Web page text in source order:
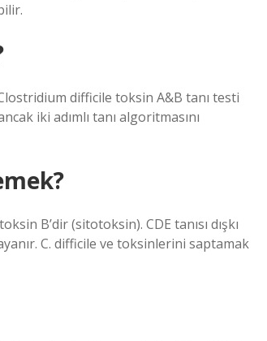
difficile toksin A&B tanı testi
iki adımlı tanı algoritmasını
B’dir (sitotoksin). CDE tanısı dışkı
C. difficile ve toksinlerini saptamak